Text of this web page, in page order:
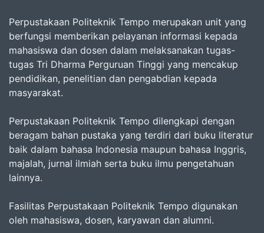
Perpustakaan Politeknik Tempo merupakan unit yang
berfungsi memberikan pelayanan informasi kepada
mahasiswa dan dosen dalam melaksanakan tugas-
tugas Tri Dharma Perguruan Tinggi yang mencakup
pendidikan, penelitian dan pengabdian kepada
masyarakat.
Perpustakaan Politeknik Tempo dilengkapi dengan
beragam bahan pustaka yang terdiri dari buku literatur
baik dalam bahasa Indonesia maupun bahasa Inggris,
majalah, jurnal ilmiah serta buku ilmu pengetahuan
lainnya.
Fasilitas Perpustakaan Politeknik Tempo digunakan
oleh mahasiswa, dosen, karyawan dan alumni.